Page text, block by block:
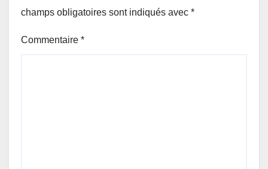
champs obligatoires sont indiqués avec *
Commentaire *